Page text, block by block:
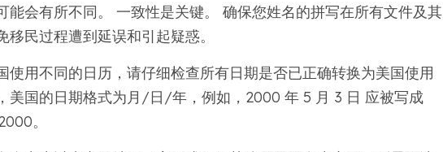
能会有所不同。 一致性是关键。 确保您姓名的拼写在所有文件及其
民过程遭到延误和引起疑惑。
使用不同的日历，请仔细检查所有日期是否已正确转换为美国使用
美国的日期格式为月/日/年，例如，2000 年 5 月 3 日 应被写成
。